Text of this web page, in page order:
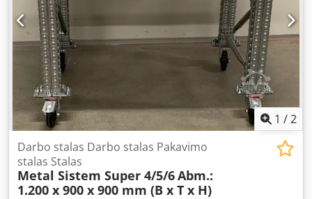
galvanized
1 /2
Darbo stalas Darbo stalas Pakavimo
stalas Stalas
Metal Sistem Super 4/5/6Abm.:
1.200 x 900 x 900 mm (B x T x H)